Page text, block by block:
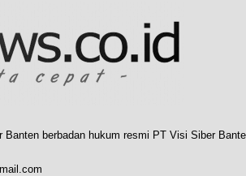
berbadan hukum resmi PT Visi Siber